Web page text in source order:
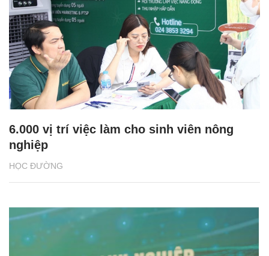
HỌC ĐƯỜNG
6.000 vị trí việc làm cho sinh viên nông
nghiệp